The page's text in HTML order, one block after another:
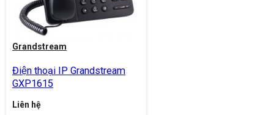
Grandstream
Điện thoại IP Grandstream
GXP1615
Liên hệ